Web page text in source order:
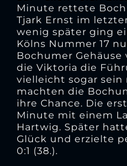
Minute rettete
Tjark Ernst im
wenig später ging
Kölns Nummer 17
Bochumer
die Viktoria die
vielleicht sogar sein
machten die
ihre Chance. Die
Minute mit einem
Hartwig. Später
Glück und erzielte
0:1 (38.).